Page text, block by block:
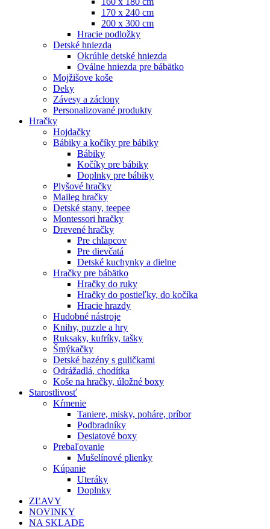
170 x 240 cm
200 x 300 cm
Hracie podložky
Detské hniezda
Okrúhle detské hniezda
Oválne hniezda pre bábätko
Mojžišove koše
Deky
Závesy a záclony
Personalizované produkty
Hračky
Hojdačky
Bábiky a kočíky pre bábiky
Bábiky
Kočíky pre bábiky
Doplnky pre bábiky
Plyšové hračky
Maileg hračky
Detské stany, teepee
Montessori hračky
Drevené hračky
Pre chlapcov
Pre dievčatá
Detské kuchynky a dielne
Hračky pre bábätko
Hračky do ruky
Hračky do postieľky, do kočíka
Hracie hrazdy
Hudobné nástroje
Knihy, puzzle a hry
Ruksaky, kufríky, tašky
Šmýkačky
Detské bazény s guličkami
Odrážadlá, chodítka
Koše na hračky, úložné boxy
Starostlivosť
Kŕmenie
Taniere, misky, poháre, príbor
Podbradníky
Desiatové boxy
Prebaľovanie
Mušelínové plienky
Kúpanie
Uteráky
Doplnky
ZĽAVY
NOVINKY
NA SKLADE